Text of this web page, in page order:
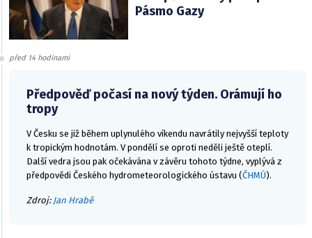
Pásmo Gazy
před 14 hodinami
Předpověď počasí na nový týden. Orámují ho
tropy
V Česku se již během uplynulého víkendu navrátily nejvyšší teploty
k tropickým hodnotám. V pondělí se oproti neděli ještě oteplí.
Další vedra jsou pak očekávána v závěru tohoto týdne, vyplývá z
předpovědi Českého hydrometeorologického ústavu (ČHMÚ).
Zdroj: Jan Hrabě